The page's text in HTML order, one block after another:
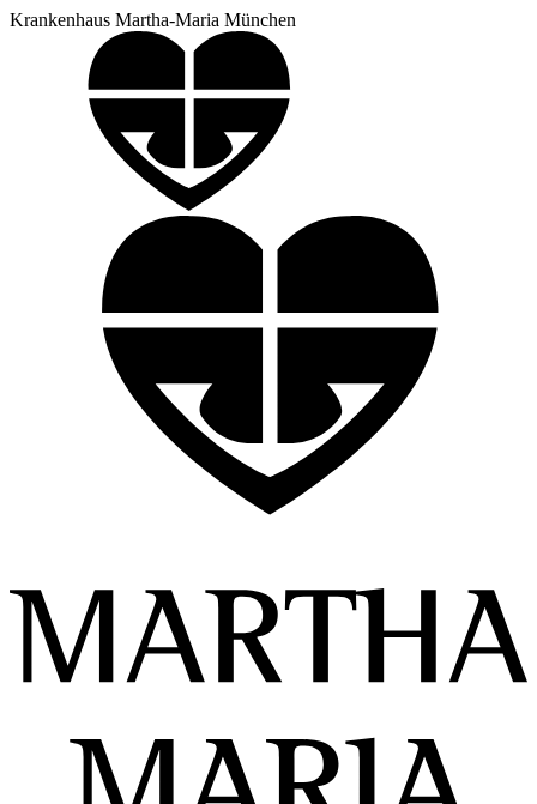
Krankenhaus Martha-Maria München